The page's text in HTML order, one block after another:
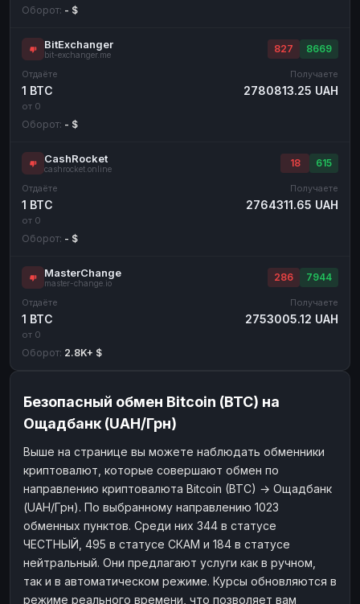
Оборот: - $
BitExchanger
bit-exchanger.me
827 8669
Отдаёте
1 BTC
от 0
Получаете
2780813.25 UAH
Оборот: - $
CashRocket
cashrocket.online
18 615
Отдаёте
1 BTC
от 0
Получаете
2764311.65 UAH
Оборот: - $
MasterChange
master-change.io
286 7944
Отдаёте
1 BTC
от 0
Получаете
2753005.12 UAH
Оборот: 2.8K+ $
Безопасный обмен Bitcoin (BTC) на
Ощадбанк (UAH/Грн)
Выше на странице вы можете наблюдать обменники
криптовалют, которые совершают обмен по
направлению криптовалюта Bitcoin (BTC) → Ощадбанк
(UAH/Грн). По выбранному направлению 1023
обменных пунктов. Среди них 344 в статусе
ЧЕСТНЫЙ, 495 в статусе СКАМ и 184 в статусе
нейтральный. Они предлагают услуги как в ручном,
так и в автоматическом режиме. Курсы обновляются в
режиме реального времени, что позволяет вам